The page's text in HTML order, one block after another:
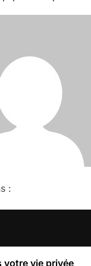
:
votre vie privée